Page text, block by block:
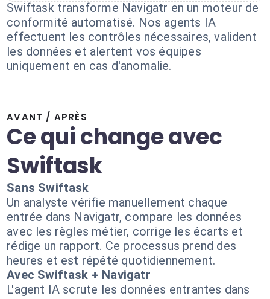
Swiftask transforme Navigatr en un moteur de
conformité automatisé. Nos agents IA
effectuent les contrôles nécessaires, valident
les données et alertent vos équipes
uniquement en cas d'anomalie.
AVANT / APRÈS
Ce qui change avec
Swiftask
Sans Swiftask
Un analyste vérifie manuellement chaque
entrée dans Navigatr, compare les données
avec les règles métier, corrige les écarts et
rédige un rapport. Ce processus prend des
heures et est répété quotidiennement.
Avec Swiftask + Navigatr
L'agent IA scrute les données entrantes dans